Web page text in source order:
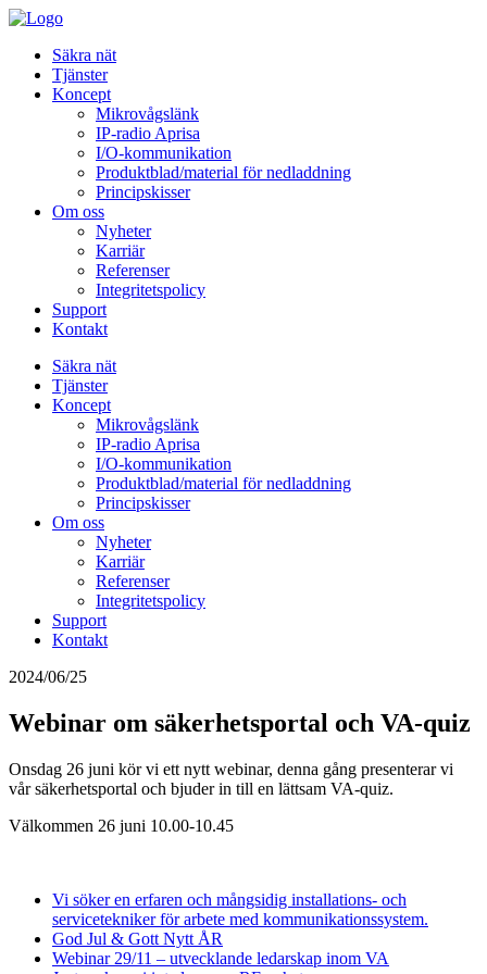
Säkra nät
Tjänster
Koncept
Mikrovågslänk
IP-radio Aprisa
I/O-kommunikation
Produktblad/material för nedladdning
Principskisser
Om oss
Nyheter
Karriär
Referenser
Integritetspolicy
Support
Kontakt
Säkra nät
Tjänster
Koncept
Mikrovågslänk
IP-radio Aprisa
I/O-kommunikation
Produktblad/material för nedladdning
Principskisser
Om oss
Nyheter
Karriär
Referenser
Integritetspolicy
Support
Kontakt
2024/06/25
Webinar om säkerhetsportal och VA-quiz
Onsdag 26 juni kör vi ett nytt webinar, denna gång presenterar vi
vår säkerhetsportal och bjuder in till en lättsam VA-quiz.
Välkommen 26 juni 10.00-10.45
Vi söker en erfaren och mångsidig installations- och
servicetekniker för arbete med kommunikationssystem.
God Jul & Gott Nytt ÅR
Webinar 29/11 – utvecklande ledarskap inom VA